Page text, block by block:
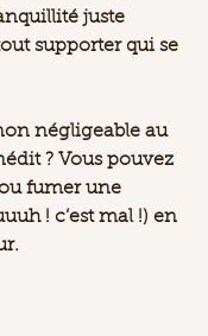
juste
supporter qui se
négligeable au
? Vous pouvez
fumer une
! c’est mal !) en